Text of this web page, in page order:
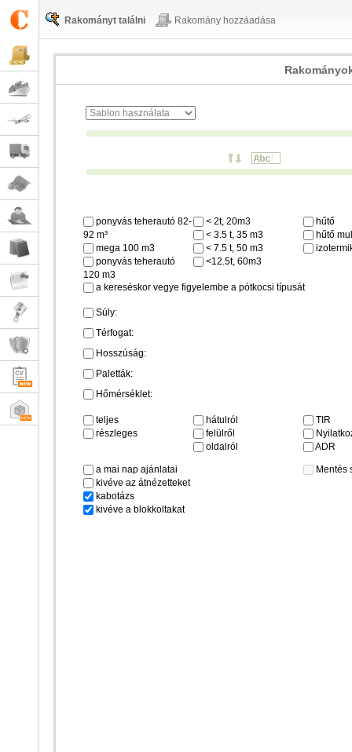
Rakományt találni Rakomány hozzáadása
ponyvás teherautó 82-
92 m³
mega 100 m3
ponyvás teherautó
120 m3
< 2t, 20m3
< 3.5 t, 35 m3
< 7.5 t, 50 m3
<12.5t, 60m3
hűtő
hűtő
a kereséskor vegye figyelembe a pótkocsi típusát
Súly:
Térfogat:
Hosszúság:
Paletták:
Hőmérséklet:
teljes
részleges
hátulról
felülről
oldalról
TIR
ADR
a mai nap ajánlatai
kivéve az átnézetteket
kabotázs
kivéve a blokkoltakat
Mentés